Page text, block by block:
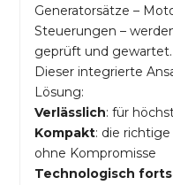
Generatorsätze –
Steuerungen –
geprüft und gewartet.
Dieser integrierte
Lösung:
Verlässlich: für
Kompakt: die
ohne Kompromisse
Technologisch